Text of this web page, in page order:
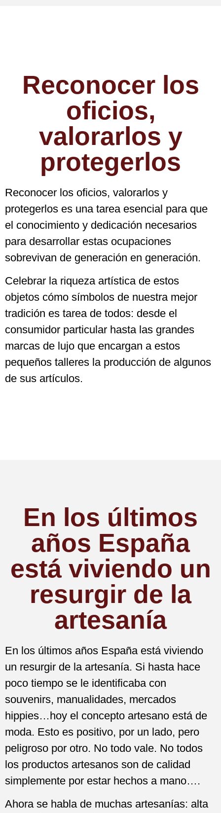
Reconocer los
oficios,
valorarlos y
protegerlos
Reconocer los oficios, valorarlos y
protegerlos es una tarea esencial para que
el conocimiento y dedicación necesarios
para desarrollar estas ocupaciones
sobrevivan de generación en generación.
Celebrar la riqueza artística de estos
objetos cómo símbolos de nuestra mejor
tradición es tarea de todos: desde el
consumidor particular hasta las grandes
marcas de lujo que encargan a estos
pequeños talleres la producción de algunos
de sus artículos.
En los últimos
años España
está viviendo un
resurgir de la
artesanía
En los últimos años España está viviendo
un resurgir de la artesanía. Si hasta hace
poco tiempo se le identificaba con
souvenirs, manualidades, mercados
hippies…hoy el concepto artesano está de
moda. Esto es positivo, por un lado, pero
peligroso por otro. No todo vale. No todos
los productos artesanos son de calidad
simplemente por estar hechos a mano….
Ahora se habla de muchas artesanías: alta